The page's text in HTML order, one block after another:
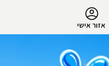
אזור אישי